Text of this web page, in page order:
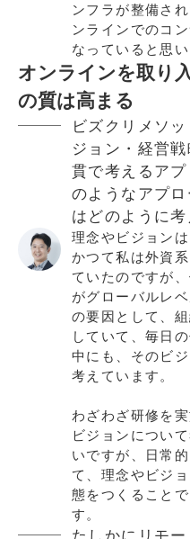
ンフラが整備さ
ンラインでのコ
なっていると思い
オンラインを取り
の質は高まる
ビズクリメソ
ジョン・経営
貫で考えるア
のようなアプ
はどのように
理念やビジョン
かつて私は外資
ていたのですが
がグローバルレ
の要因として、
していて、毎日
中にも、そのビ
考えています。
わざわざ研修を
ビジョンについ
いですが、日常
て、理念やビジ
態をつくること
す。
たしかにリモ